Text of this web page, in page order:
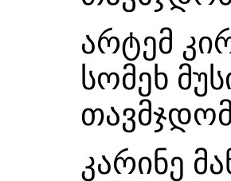
არტემ
სომეხ
კარინე